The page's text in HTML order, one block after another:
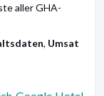
aller GHA-
, Umsat